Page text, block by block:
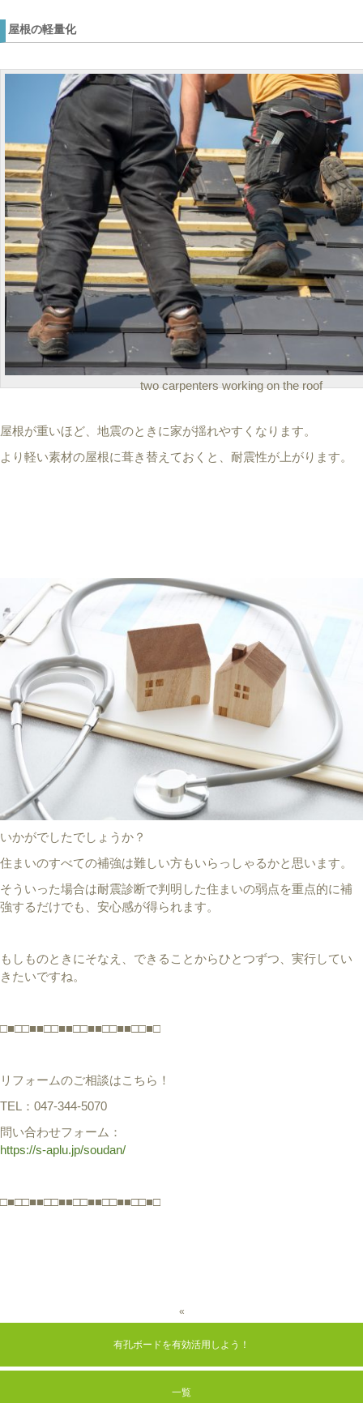
屋根の軽量化
two carpenters working on the roof
屋根が重いほど、地震のときに家が揺れやすくなります。
より軽い素材の屋根に葺き替えておくと、耐震性が上がります。
いかがでしたでしょうか？
住まいのすべての補強は難しい方もいらっしゃるかと思います。
そういった場合は耐震診断で判明した住まいの弱点を重点的に補
強するだけでも、安心感が得られます。
もしものときにそなえ、できることからひとつずつ、実行してい
きたいですね。
□■□□■■□□■■□□■■□□■■□□■□
リフォームのご相談はこちら！
TEL：047-344-5070
問い合わせフォーム：
https://s-aplu.jp/soudan/
□■□□■■□□■■□□■■□□■■□□■□
«
有孔ボードを有効活用しよう！
一覧